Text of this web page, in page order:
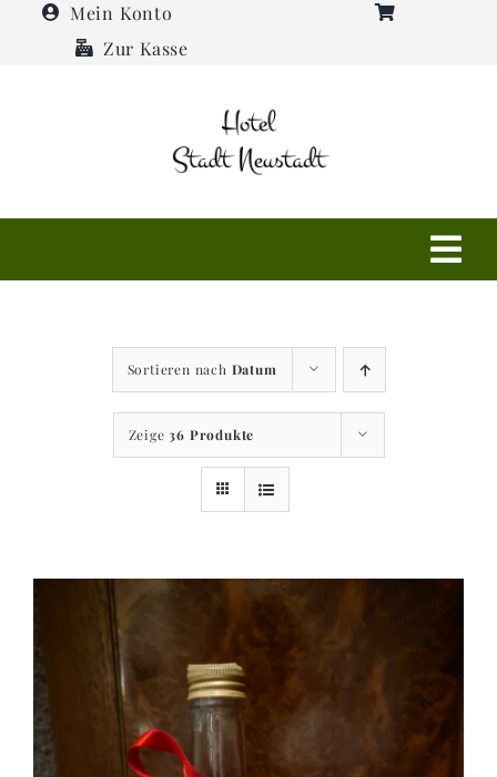
Mein Konto
Zur Kasse
Restaurant
Sortieren nach Datum
Zeige36 Produkte